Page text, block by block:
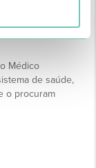
Médico
de saúde,
o procuram